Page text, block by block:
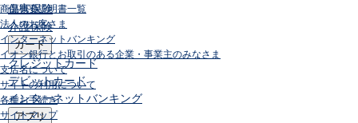
傷害保険
介護保険
カード
クレジットカード
デビットカード
インターネットバンキング
アプリ
商品概要説明書一覧
法人のお客さま
インターネットバンキング
イオン銀行とお取引のある企業・事業主のみなさま
支店名について
サイトの利用について
各種お手続き
サイトマップ